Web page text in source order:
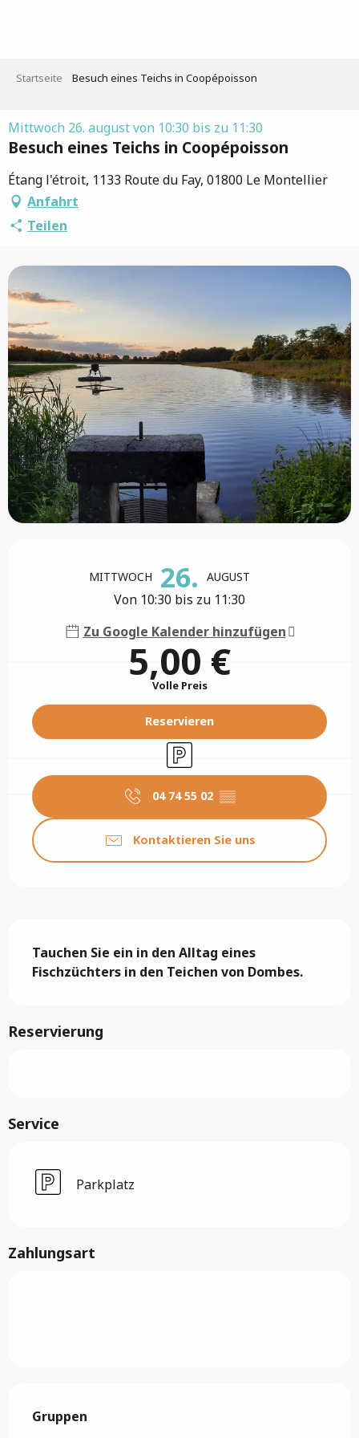
Startseite Besuch eines Teichs in Coopépoisson
Mittwoch 26. august von 10:30 bis zu 11:30
Besuch eines Teichs in Coopépoisson
Étang l'étroit, 1133 Route du Fay, 01800 Le Montellier
Anfahrt
Teilen
MITTWOCH 26. AUGUST
Von 10:30 bis zu 11:30
Zu Google Kalender hinzufügen
5,00 €
Volle Preis
Reservieren
Parkplatz
04 74 55 02 ▒▒
Kontaktieren Sie uns
Tauchen Sie ein in den Alltag eines
Fischzüchters in den Teichen von Dombes.
Reservierung
Service
Parkplatz
Zahlungsart
Gruppen
Gruppen